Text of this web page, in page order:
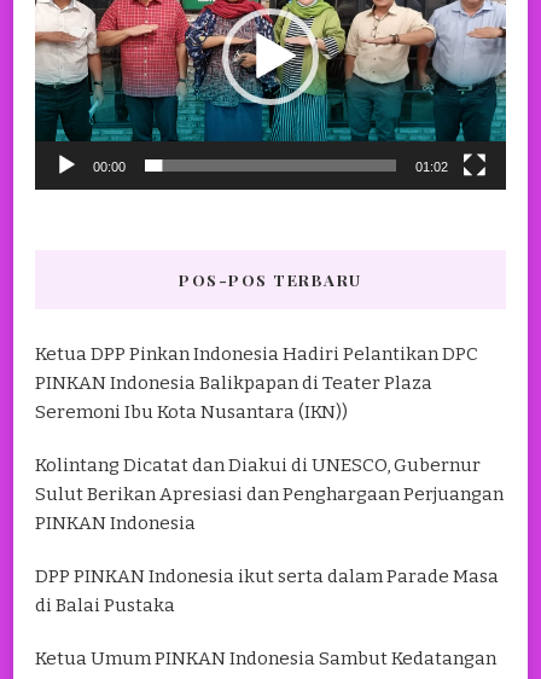
00:00 01:02
POS-POS TERBARU
Ketua DPP Pinkan Indonesia Hadiri Pelantikan DPC
PINKAN Indonesia Balikpapan di Teater Plaza
Seremoni Ibu Kota Nusantara (IKN))
Kolintang Dicatat dan Diakui di UNESCO, Gubernur
Sulut Berikan Apresiasi dan Penghargaan Perjuangan
PINKAN Indonesia
DPP PINKAN Indonesia ikut serta dalam Parade Masa
di Balai Pustaka
Ketua Umum PINKAN Indonesia Sambut Kedatangan